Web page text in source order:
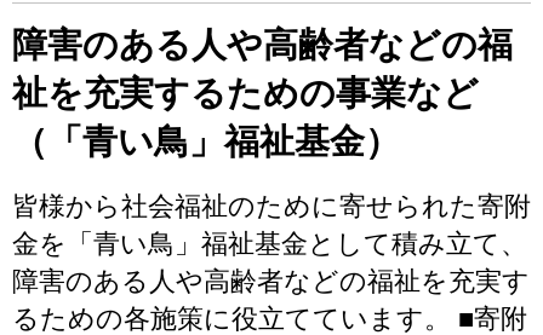
障害のある人や高齢者などの福
祉を充実するための事業など
（「青い鳥」福祉基金）
皆様から社会福祉のために寄せられた寄附
金を「青い鳥」福祉基金として積み立て、
障害のある人や高齢者などの福祉を充実す
るための各施策に役立てています。 ■寄附